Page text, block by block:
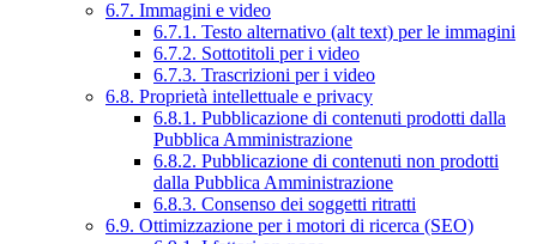
6.7. Immagini e video
6.7.1. Testo alternativo (alt text) per le immagini
6.7.2. Sottotitoli per i video
6.7.3. Trascrizioni per i video
6.8. Proprietà intellettuale e privacy
6.8.1. Pubblicazione di contenuti prodotti dalla
Pubblica Amministrazione
6.8.2. Pubblicazione di contenuti non prodotti
dalla Pubblica Amministrazione
6.8.3. Consenso dei soggetti ritratti
6.9. Ottimizzazione per i motori di ricerca (SEO)